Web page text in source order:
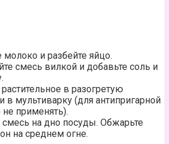
молоко и разбейте яйцо.
смесь вилкой и добавьте соль и
в разогретую
в мультиварку (для антипригарной
применять).
на дно посуды. Обжарьте
на среднем огне.